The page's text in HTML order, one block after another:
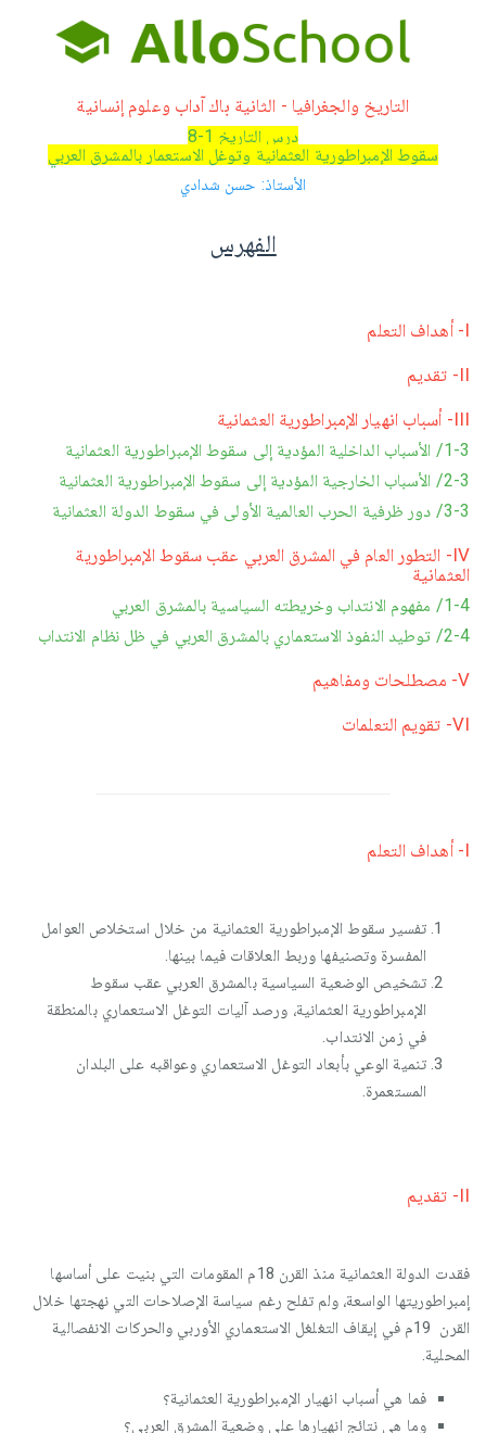
التاريخ والجغرافيا - الثانية باك آداب وعلوم إنسانية
درس التاريخ 1-8
سقوط الإمبراطورية العثمانية وتوغل الاستعمار بالمشرق العربي
الأستاذ: حسن شدادي
الفهرس
I- أهداف التعلم
II- تقديم
III- أسباب انهيار الإمبراطورية العثمانية
1-3/ الأسباب الداخلية المؤدية إلى سقوط الإمبراطورية العثمانية
2-3/ الأسباب الخارجية المؤدية إلى سقوط الإمبراطورية العثمانية
3-3/ دور ظرفية الحرب العالمية الأولى في سقوط الدولة العثمانية
IV- التطور العام في المشرق العربي عقب سقوط الإمبراطورية
العثمانية
1-4/ مفهوم الانتداب وخريطته السياسية بالمشرق العربي
2-4/ توطيد النفوذ الاستعماري بالمشرق العربي في ظل نظام الانتداب
V- مصطلحات ومفاهيم
VI- تقويم التعلمات
I- أهداف التعلم
تفسير سقوط الإمبراطورية العثمانية من خلال استخلاص العوامل
المفسرة وتصنيفها وربط العلاقات فيما بينها.
تشخيص الوضعية السياسية بالمشرق العربي عقب سقوط
الإمبراطورية العثمانية، ورصد آليات التوغل الاستعماري بالمنطقة
في زمن الانتداب.
تنمية الوعي بأبعاد التوغل الاستعماري وعواقبه على البلدان
المستعمرة.
II- تقديم
فقدت الدولة العثمانية منذ القرن 18م المقومات التي بنيت على أساسها
إمبراطوريتها الواسعة، ولم تفلح رغم سياسة الإصلاحات التي نهجتها خلال
القرن 19م في إيقاف التغلغل الاستعماري الأوربي والحركات الانفصالية
المحلية.
فما هي أسباب انهيار الإمبراطورية العثمانية؟
وما هي نتائج انهيارها على وضعية المشرق العربي؟